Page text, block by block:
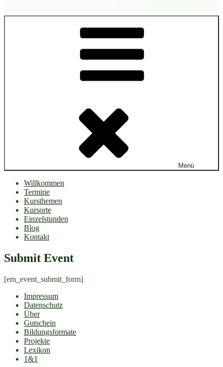
Menü
Willkommen
Termine
Kursthemen
Kursorte
Einzelstunden
Blog
Kontakt
Submit Event
[em_event_submit_form]
Impressum
Datenschutz
Über
Gutschein
Bildungsformate
Projekte
Lexikon
1&1